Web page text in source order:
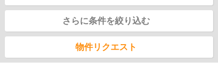
さらに条件を絞り込む
物件リクエスト